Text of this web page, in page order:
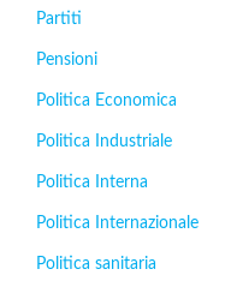
Partiti
Pensioni
Politica Economica
Politica Industriale
Politica Interna
Politica Internazionale
Politica sanitaria